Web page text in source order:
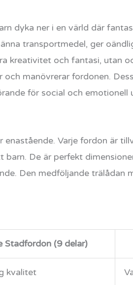
dyka ner i en värld där
transportmedel, ger
kreativitet och fantasi, utan
manövrerar fordonen.
för social och emotionell
enastående. Varje fordon är
De är perfekt
Den medföljande
Stadfordon (9 delar)
kvalitet